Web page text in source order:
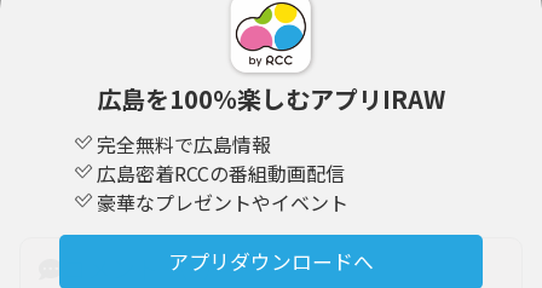
広島を100％楽しむアプリIRAW
完全無料で広島情報
広島密着RCCの番組動画配信
豪華なプレゼントやイベント
アプリダウンロードへ
コメント （0）